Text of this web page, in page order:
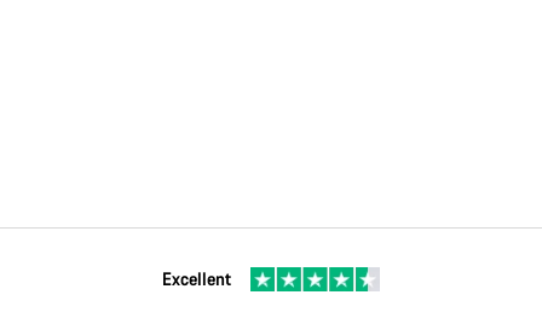
Excellent